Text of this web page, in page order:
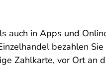
auch in Apps und
bezahlen
Zahlkarte, vor Ort an